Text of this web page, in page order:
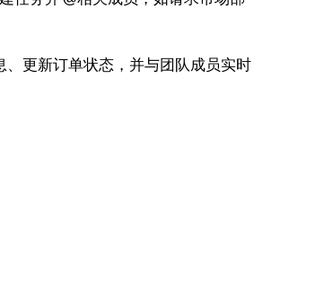
更新订单状态，并与团队成员实时